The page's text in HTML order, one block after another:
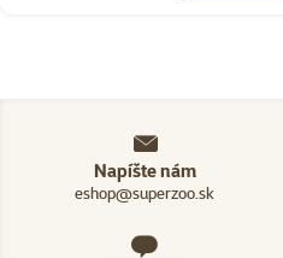
Napíšte nám
eshop@superzoo.sk